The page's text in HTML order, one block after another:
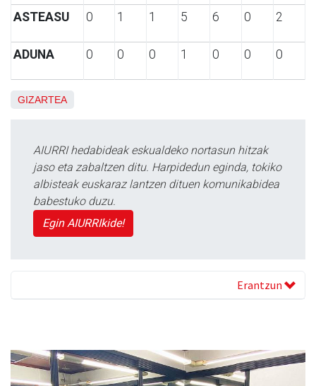
ASTEASU 0 1 1 5 6 0 2
ADUNA 0 0 0 1 0 0 0
GIZARTEA
AIURRI hedabideak eskualdeko nortasun hitzak
jaso eta zabaltzen ditu. Harpidedun eginda, tokiko
albisteak euskaraz lantzen dituen komunikabidea
babestuko duzu.
Egin AIURRIkide!
Erantzun